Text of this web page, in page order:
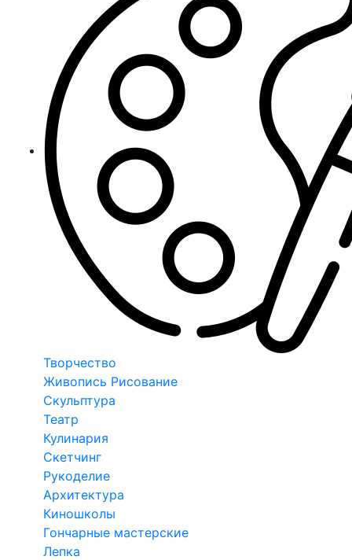
Творчество
Живопись Рисование
Скульптура
Театр
Кулинария
Скетчинг
Рукоделие
Архитектура
Киношколы
Гончарные мастерские
Лепка